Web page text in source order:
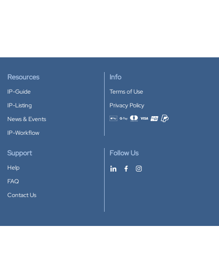
Resources
IP-Guide
IP-Listing
News & Events
IP-Workflow
Info
Terms of Use
Privacy Policy
Accepted payment methods
Support
Help
FAQ
Contact Us
Follow Us